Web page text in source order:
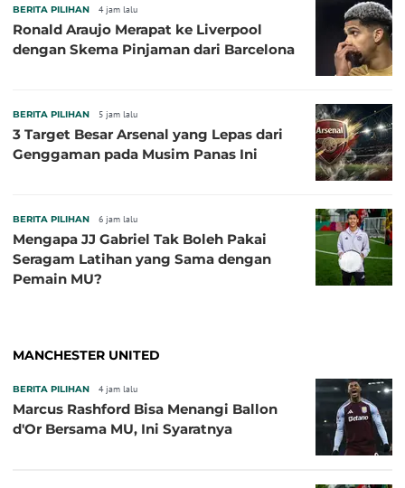
BERITA PILIHAN 4 jam lalu
Ronald Araujo Merapat ke Liverpool
dengan Skema Pinjaman dari Barcelona
BERITA PILIHAN 5 jam lalu
3 Target Besar Arsenal yang Lepas dari
Genggaman pada Musim Panas Ini
BERITA PILIHAN 6 jam lalu
Mengapa JJ Gabriel Tak Boleh Pakai
Seragam Latihan yang Sama dengan
Pemain MU?
MANCHESTER UNITED
BERITA PILIHAN 4 jam lalu
Marcus Rashford Bisa Menangi Ballon
d'Or Bersama MU, Ini Syaratnya